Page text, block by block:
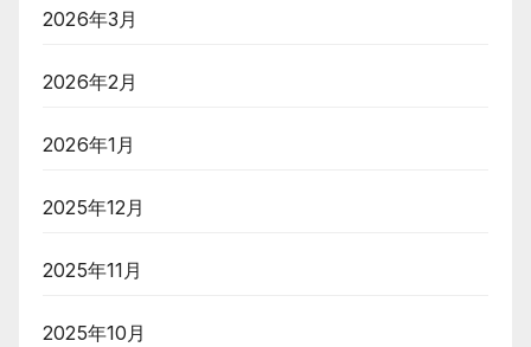
2026年3月
2026年2月
2026年1月
2025年12月
2025年11月
2025年10月